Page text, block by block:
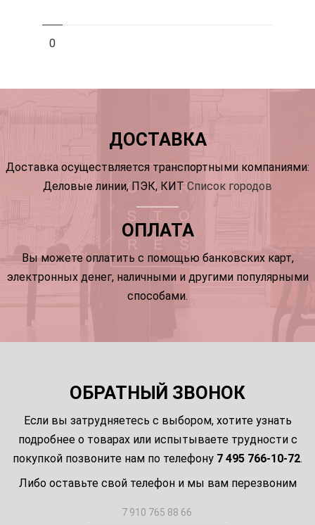
0
ДОСТАВКА
Доставка осуществляется транспортными компаниями:
Деловые линии, ПЭК, КИТ Список городов
ОПЛАТА
Вы можете оплатить с помощью банковских карт,
электронных денег, наличными и другими популярными
способами.
ОБРАТНЫЙ ЗВОНОК
Если вы затрудняетесь с выбором, хотите узнать
подробнее о товарах или испытываете трудности с
покупкой позвоните нам по телефону 7 495 766-10-72.
Либо оставьте свой телефон и мы вам перезвоним